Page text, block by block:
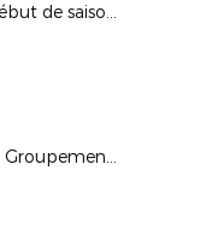
FEMININES-AG début de saison 17/18
Journée d'accueil Groupement Beaujolais à Tarare - 23-09-17